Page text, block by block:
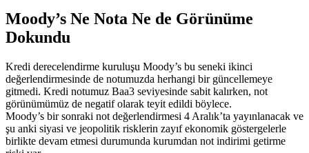
Moody’s Ne Nota Ne de Görünüme
Dokundu
Kredi derecelendirme kuruluşu Moody’s bu seneki ikinci
değerlendirmesinde de notumuzda herhangi bir güncellemeye
gitmedi. Kredi notumuz Baa3 seviyesinde sabit kalırken, not
görünümümüz de negatif olarak teyit edildi böylece.
Moody’s bir sonraki not değerlendirmesi 4 Aralık’ta yayınlanacak ve
şu anki siyasi ve jeopolitik risklerin zayıf ekonomik göstergelerle
birlikte devam etmesi durumunda kurumdan not indirimi getirme